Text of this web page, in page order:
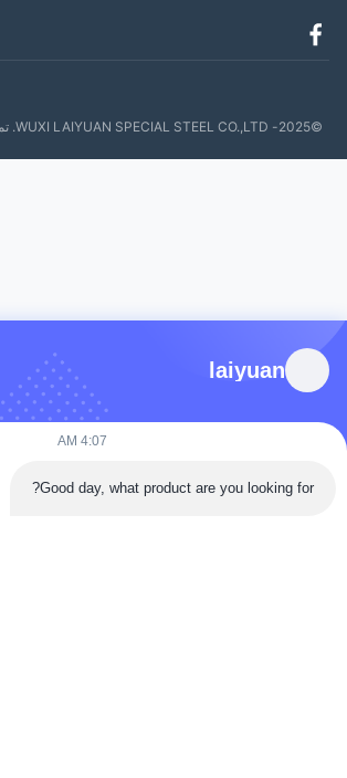
laiyuan
Good day, what product are you looking